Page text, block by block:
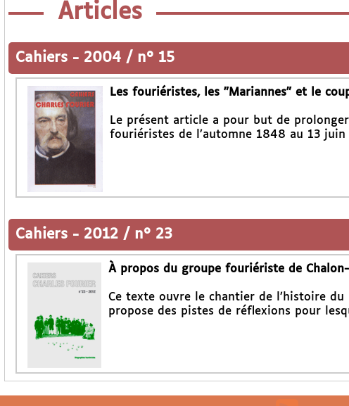
Articles
Cahiers - 2004 / n° 15
Les fouriéristes, les "Mariannes" et le
Le présent article a pour but de
fouriéristes de l’automne 1848 au 13
Cahiers - 2012 / n° 23
À propos du groupe fouriériste de
Ce texte ouvre le chantier de l’histoire
propose des pistes de réflexions pour